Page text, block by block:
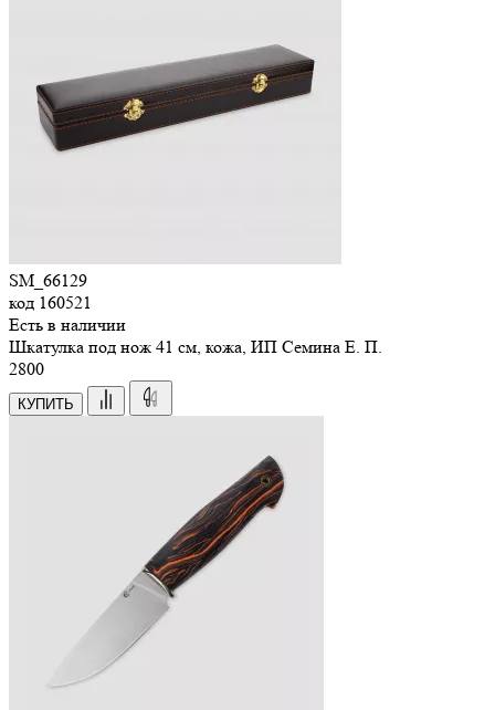
SM_66129
код 160521
Есть в наличии
Шкатулка под нож 41 см, кожа, ИП Семина Е. П.
2800
КУПИТЬ